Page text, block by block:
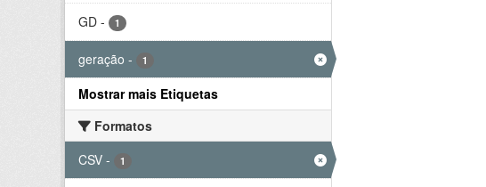
GD - 1
geração - 1
Mostrar mais Etiquetas
Formatos
CSV - 1